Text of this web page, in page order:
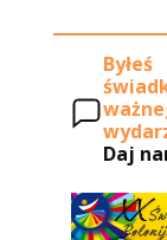
Byłeś
Daj